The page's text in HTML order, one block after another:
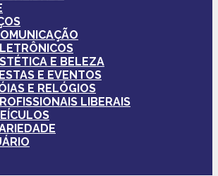
E BELEZA
E EVENTOS
E RELÓGIOS
LIBERAIS